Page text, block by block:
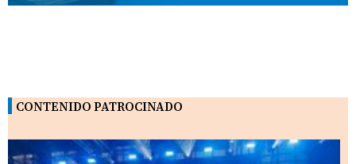
CONTENIDO PATROCINADO